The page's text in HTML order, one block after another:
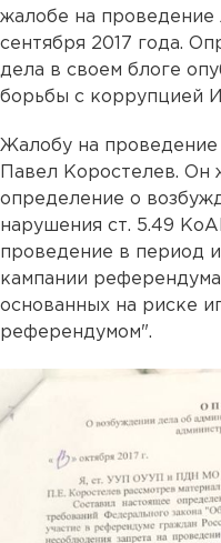
жалобе на проведение
сентября 2017 года.
дела в своем блоге
борьбы с коррупцией
Жалобу на
Павел Коростелев. Он
определение о
нарушения ст. 5.49
проведение в период
кампании
основанных на риске
референдумом".